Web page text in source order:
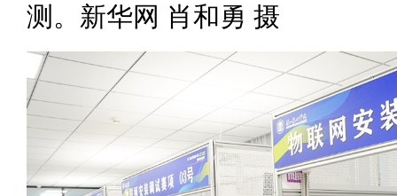
测。新华网 肖和勇 摄